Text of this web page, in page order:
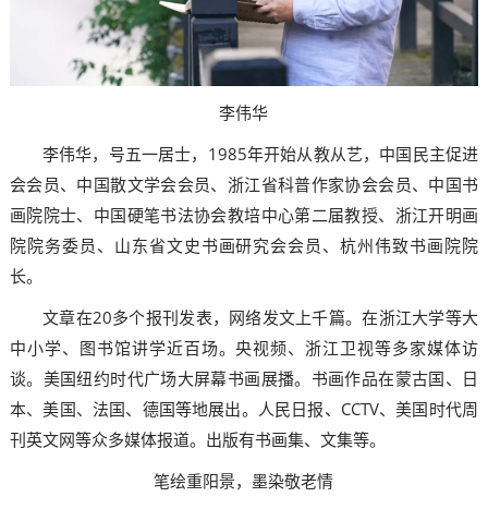
李伟华
李伟华，号五一居士，1985年开始从教从艺，中国民主促进
会会员、中国散文学会会员、浙江省科普作家协会会员、中国书
画院院士、中国硬笔书法协会教培中心第二届教授、浙江开明画
院院务委员、山东省文史书画研究会会员、杭州伟致书画院院
长。
文章在20多个报刊发表，网络发文上千篇。在浙江大学等大
中小学、图书馆讲学近百场。央视频、浙江卫视等多家媒体访
谈。美国纽约时代广场大屏幕书画展播。书画作品在蒙古国、日
本、美国、法国、德国等地展出。人民日报、CCTV、美国时代周
刊英文网等众多媒体报道。出版有书画集、文集等。
笔绘重阳景，墨染敬老情